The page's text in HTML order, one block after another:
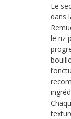
Le
dans
le riz